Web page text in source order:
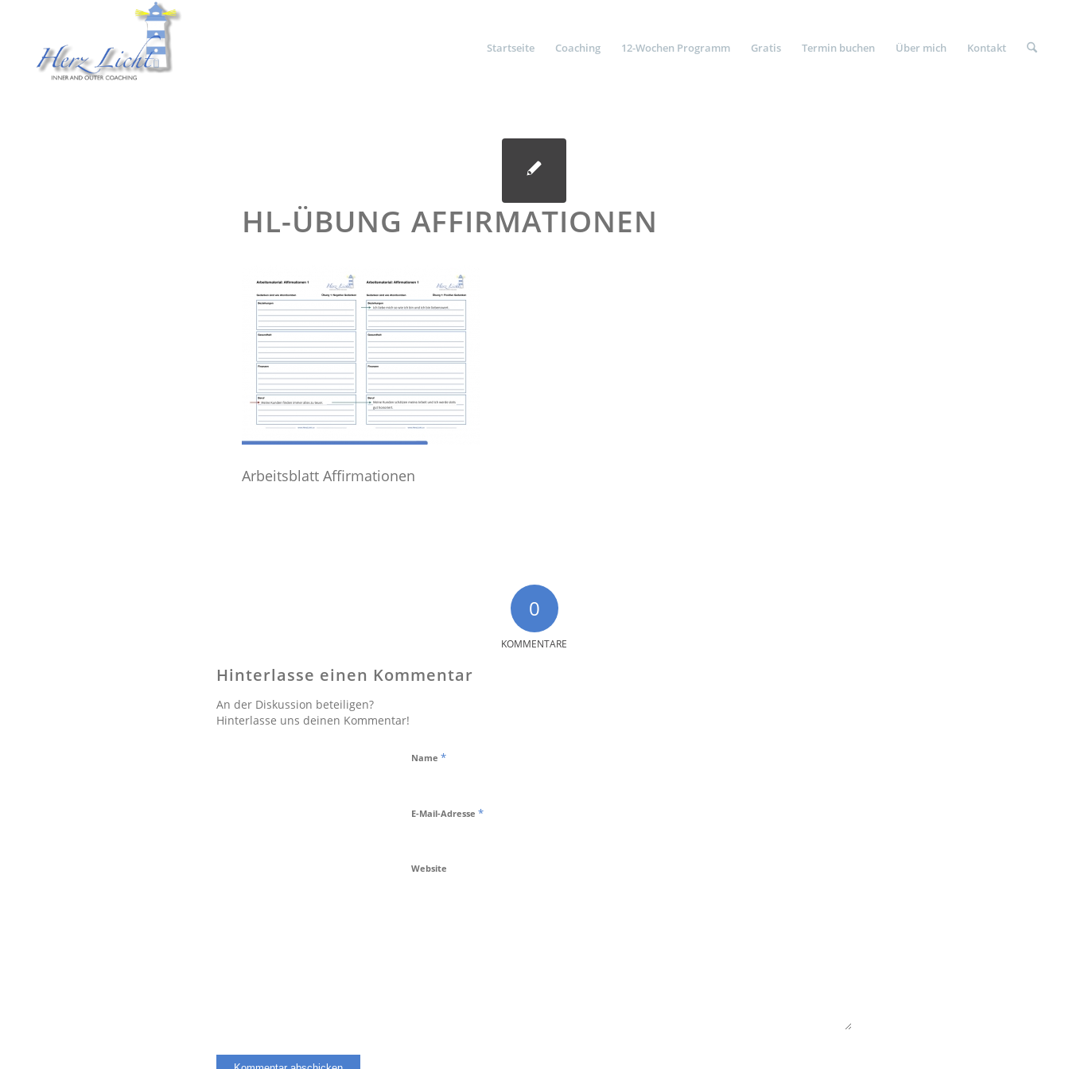
Startseite Coaching 12-Wochen Programm Gratis Termin buchen Über mich Kontakt
HL-ÜBUNG AFFIRMATIONEN
Arbeitsblatt Affirmationen
0
KOMMENTARE
Hinterlasse einen Kommentar
An der Diskussion beteiligen?
Hinterlasse uns deinen Kommentar!
Name *
E-Mail-Adresse *
Website